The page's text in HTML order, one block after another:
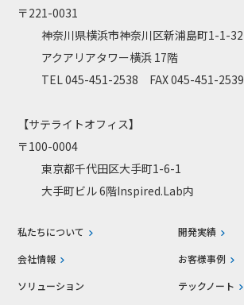
〒221-0031
神奈川県横浜市神奈川区新浦島町1-1-32
アクアリアタワー横浜 17階
TEL 045-451-2538 FAX 045-451-2539
【サテライトオフィス】
〒100-0004
東京都千代田区大手町1-6-1
大手町ビル 6階Inspired.Lab内
私たちについて
会社情報
ソリューション
開発実績
お客様事例
テックノート